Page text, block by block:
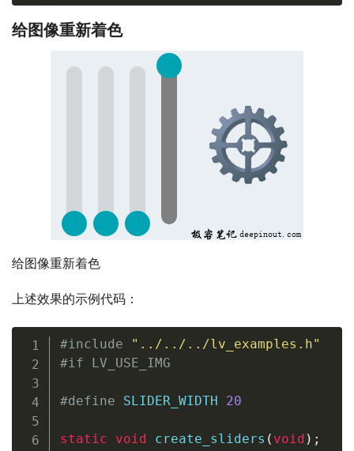
给图像重新着色
给图像重新着色
上述效果的示例代码：
#include
"../../../lv_examples.h"
#if LV_USE_IMG
#define SLIDER_WIDTH 20
static void create_sliders ( void ) ;